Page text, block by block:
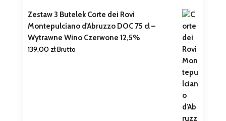
Zestaw 3 Butelek Corte dei Rovi
Montepulciano d'Abruzzo DOC 75 cl –
Wytrawne Wino Czerwone 12,5%
139,00 złBrutto